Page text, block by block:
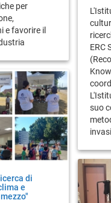
per
e favorire il
ERC
suo
di
e